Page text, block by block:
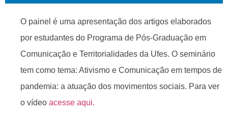
O painel é uma apresentação dos artigos elaborados
por estudantes do Programa de Pós-Graduação em
Comunicação e Territorialidades da Ufes. O seminário
tem como tema: Ativismo e Comunicação em tempos de
pandemia: a atuação dos movimentos sociais. Para ver
o vídeo acesse aqui.